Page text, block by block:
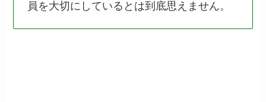
員を大切にしているとは到底思えません。